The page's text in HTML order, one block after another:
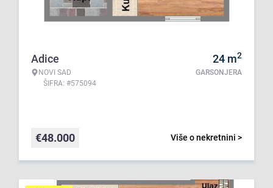
Adice
NOVI SAD
ŠIFRA: #575094
24 m2
GARSONJERA
Više o nekretnini >
€48.000